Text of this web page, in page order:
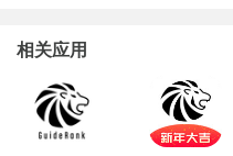
相关应用